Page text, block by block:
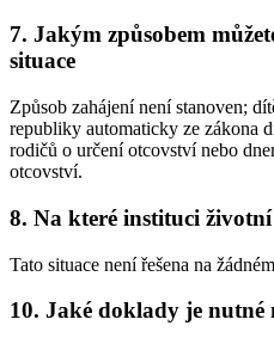
7. Jakým způsobem
situace
Způsob zahájení není stanoven;
republiky automaticky ze zákona
rodičů o určení otcovství nebo
otcovství.
8. Na které instituci
Tato situace není řešena na
10. Jaké doklady je nutné